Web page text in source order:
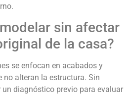
sin afectar
de la casa?
se enfocan en acabados y
no alteran la estructura. Sin
diagnóstico previo para evaluar